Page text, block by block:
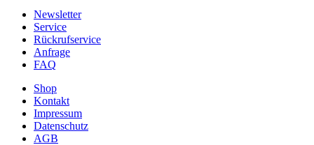
Newsletter
Service
Rückrufservice
Anfrage
FAQ
Shop
Kontakt
Impressum
Datenschutz
AGB